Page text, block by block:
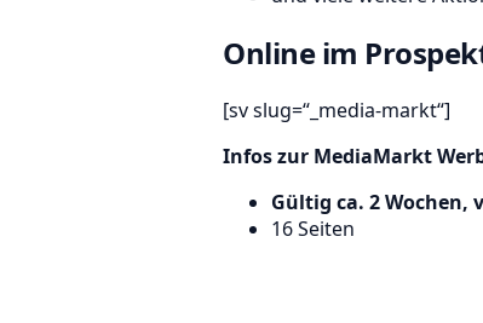
Online im
[sv slug=“_media-markt“]
Infos zur MediaMarkt
Gültig ca. 2 Wochen,
16 Seiten